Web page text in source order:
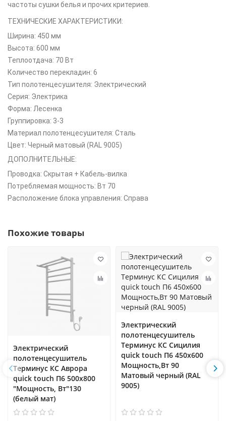
частоты сушки белья и прочих критериев.
ТЕХНИЧЕСКИЕ ХАРАКТЕРИСТИКИ:
Ширина: 450 мм
Высота: 600 мм
Теплоотдача: 70 Вт
Количество перекладин: 6
Тип полотенцесушителя: Электрический
Серия: Электрика
Форма: Лесенка
Группировка: 3-3
Материал полотенцесушителя: Сталь
Цвет: Черный матовый (RAL 9005)
ДОПОЛНИТЕЛЬНЫЕ:
Проводка: Скрытая + Кабель-вилка
Потребляемая мощность: Вт 70
Расположение блока управления: Справа
Похожие товары
Электрический
полотенцесушитель
Терминус КС Аврора
quick touch П6 500х800
"Мощность, Вт"130
(белый мат)
Электрический
полотенцесушитель
Терминус КС Сицилия
quick touch П6 450х600
Мощность,Вт 90
Матовый черный (RAL
9005)